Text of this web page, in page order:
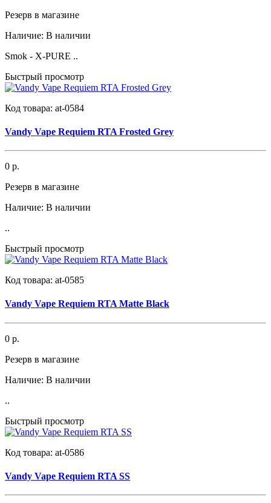
Резерв в магазине
Наличие: В наличии
Smok - X-PURE ..
Быстрый просмотр
Код товара: at-0584
Vandy Vape Requiem RTA Frosted Grey
0 р.
Резерв в магазине
Наличие: В наличии
..
Быстрый просмотр
Код товара: at-0585
Vandy Vape Requiem RTA Matte Black
0 р.
Резерв в магазине
Наличие: В наличии
..
Быстрый просмотр
Код товара: at-0586
Vandy Vape Requiem RTA SS